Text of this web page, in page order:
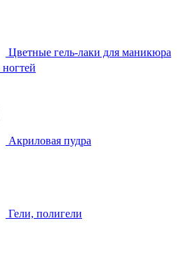
Цветные гель-лаки для маникюра
Акриловая пудра
Гели, полигели